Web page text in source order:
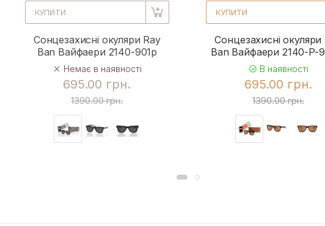
КУПИТИ
Сонцезахисні окуляри Ray
Ban Вайфаери 2140-901p
Немає в наявності
695.00 грн.
1390.00 грн.
КУПИТИ
Сонцезахисні окуляри
Ban Вайфаери 2140-P-
В наявності
695.00 грн.
1390.00 грн.